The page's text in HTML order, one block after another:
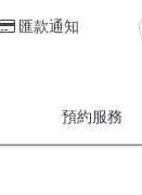
預約服務
匯款通知